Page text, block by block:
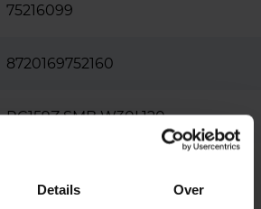
Details Over
75216099
8720169752160
RC159Z SMB W30L120